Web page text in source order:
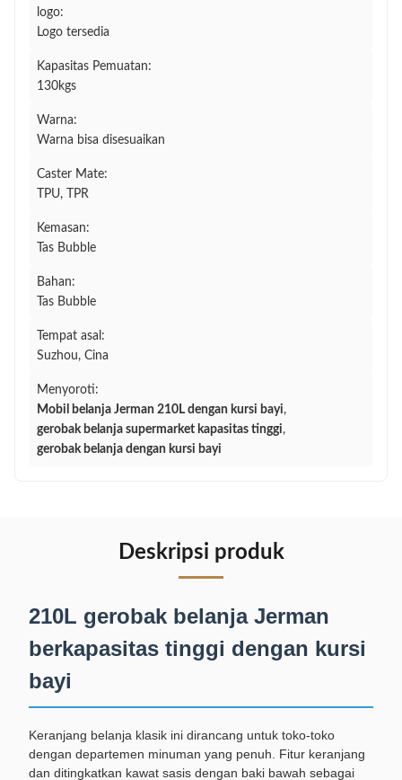
logo:
Logo tersedia
Kapasitas Pemuatan:
130kgs
Warna:
Warna bisa disesuaikan
Caster Mate:
TPU, TPR
Kemasan:
Tas Bubble
Bahan:
Tas Bubble
Tempat asal:
Suzhou, Cina
Menyoroti:
Mobil belanja Jerman 210L dengan kursi bayi,
gerobak belanja supermarket kapasitas tinggi,
gerobak belanja dengan kursi bayi
Deskripsi produk
210L gerobak belanja Jerman
berkapasitas tinggi dengan kursi
bayi
Keranjang belanja klasik ini dirancang untuk toko-toko
dengan departemen minuman yang penuh. Fitur keranjang
dan ditingkatkan kawat sasis dengan baki bawah sebagai